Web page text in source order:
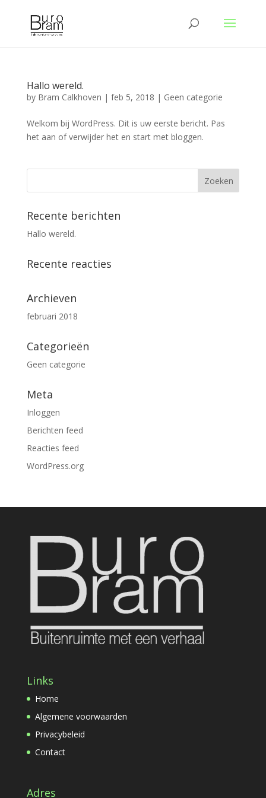
Hallo wereld.
by Bram Calkhoven | feb 5, 2018 | Geen categorie
Welkom bij WordPress. Dit is uw eerste bericht. Pas
het aan of verwijder het en start met bloggen.
Recente berichten
Hallo wereld.
Recente reacties
Archieven
februari 2018
Categorieën
Geen categorie
Meta
Inloggen
Berichten feed
Reacties feed
WordPress.org
Links
Home
Algemene voorwaarden
Privacybeleid
Contact
Adres